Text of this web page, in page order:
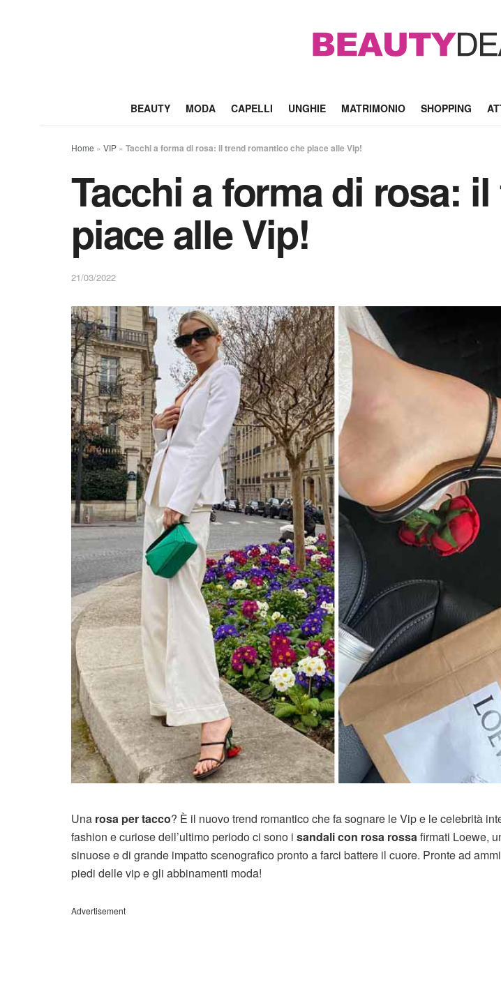
BEAUTY MODA CAPELLI UNGHIE MATRIMONIO SHOPPING
Home » VIP » Tacchi a forma di rosa: il trend romantico che piace alle Vip!
Tacchi a forma di rosa:
piace alle Vip!
21/03/2022
Una rosa per tacco? È il nuovo trend romantico che fa sognare le Vip e le celebrità
fashion e curiose dell’ultimo periodo ci sono i sandali con rosa rossafirmati Loewe,
sinuose e di grande impatto scenografico pronto a farci battere il cuore. Pronte ad
piedi delle vip e gli abbinamenti moda!
Advertisement